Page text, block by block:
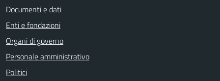
Documenti e dati
Enti e fondazioni
Organi di governo
Personale amministrativo
Politici